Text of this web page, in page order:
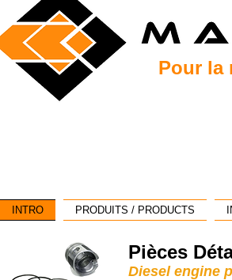
Pour la
INTRO PRODUITS / PRODUCTS
Pièces
Diesel engine